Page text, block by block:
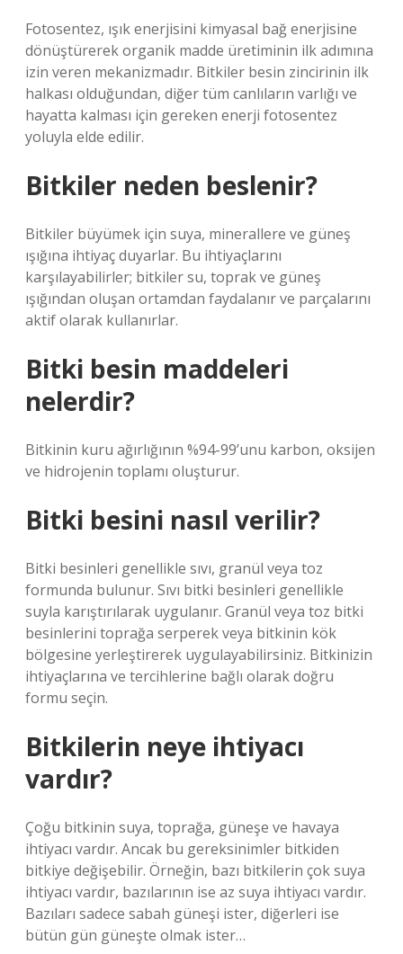
Fotosentez, ışık enerjisini kimyasal bağ enerjisine
dönüştürerek organik madde üretiminin ilk adımına
izin veren mekanizmadır. Bitkiler besin zincirinin ilk
halkası olduğundan, diğer tüm canlıların varlığı ve
hayatta kalması için gereken enerji fotosentez
yoluyla elde edilir.
Bitkiler neden beslenir?
Bitkiler büyümek için suya, minerallere ve güneş
ışığına ihtiyaç duyarlar. Bu ihtiyaçlarını
karşılayabilirler; bitkiler su, toprak ve güneş
ışığından oluşan ortamdan faydalanır ve parçalarını
aktif olarak kullanırlar.
Bitki besin maddeleri
nelerdir?
Bitkinin kuru ağırlığının %94-99’unu karbon, oksijen
ve hidrojenin toplamı oluşturur.
Bitki besini nasıl verilir?
Bitki besinleri genellikle sıvı, granül veya toz
formunda bulunur. Sıvı bitki besinleri genellikle
suyla karıştırılarak uygulanır. Granül veya toz bitki
besinlerini toprağa serperek veya bitkinin kök
bölgesine yerleştirerek uygulayabilirsiniz. Bitkinizin
ihtiyaçlarına ve tercihlerine bağlı olarak doğru
formu seçin.
Bitkilerin neye ihtiyacı
vardır?
Çoğu bitkinin suya, toprağa, güneşe ve havaya
ihtiyacı vardır. Ancak bu gereksinimler bitkiden
bitkiye değişebilir. Örneğin, bazı bitkilerin çok suya
ihtiyacı vardır, bazılarının ise az suya ihtiyacı vardır.
Bazıları sadece sabah güneşi ister, diğerleri ise
bütün gün güneşte olmak ister…